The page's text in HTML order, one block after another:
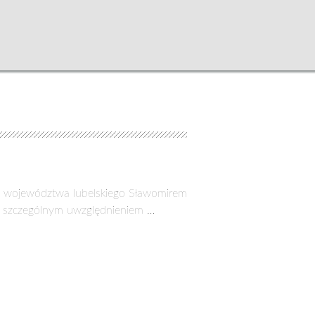
województwa lubelskiego Sławomirem
uwzględnieniem …